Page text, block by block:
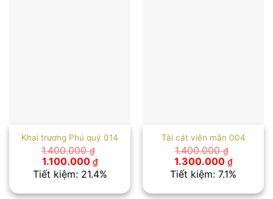
Khai trương Phú quý 014
1.400.000₫
Giá
gốc
là:
1.100.000 ₫Giá
hiện
tại
Tiết kiệm: 21.4%
Tài cát viên mãn 004
1.400.000₫
Giá
gốc
là:
1.300.000 ₫Giá
hiện
tại
Tiết kiệm: 7.1%